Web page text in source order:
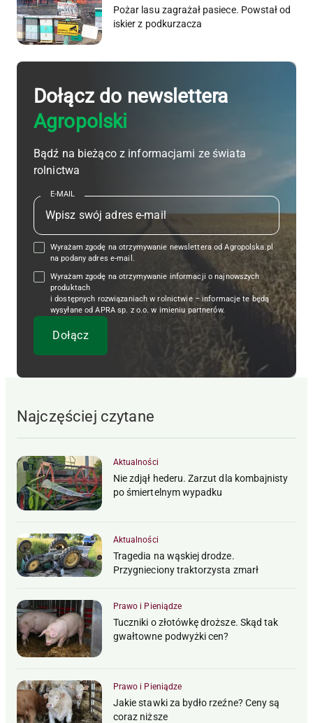
Pożar lasu zagrażał pasiece. Powstał od
iskier z podkurzacza
Dołącz do newslettera
Agropolski
Bądź na bieżąco z informacjami ze świata
rolnictwa
E-MAIL
Wyrażam zgodę na otrzymywanie newslettera od Agropolska.pl
na podany adres e-mail.
Wyrażam zgodę na otrzymywanie informacji o najnowszych
produktach
i dostępnych rozwiązaniach w rolnictwie – informacje te będą
wysyłane od APRA sp. z o.o. w imieniu partnerów.
Najczęściej czytane
Aktualności
Nie zdjął hederu. Zarzut dla kombajnisty
po śmiertelnym wypadku
Aktualności
Tragedia na wąskiej drodze.
Przygnieciony traktorzysta zmarł
Prawo i Pieniądze
Tuczniki o złotówkę droższe. Skąd tak
gwałtowne podwyżki cen?
Prawo i Pieniądze
Jakie stawki za bydło rzeźne? Ceny są
coraz niższe